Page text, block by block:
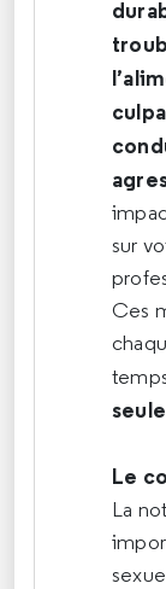
sur
Ces
Le
La